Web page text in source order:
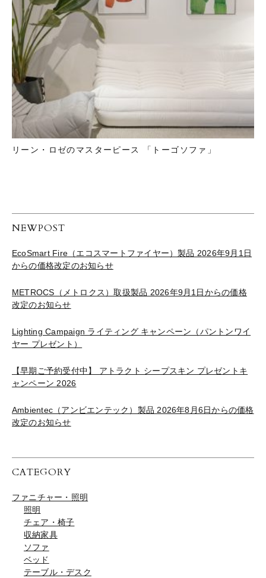
リーン・ロゼのマスターピース 「トーゴソファ」
NEWPOST
EcoSmart Fire（エコスマートファイヤー）製品 2026年9月1日
からの価格改定のお知らせ
METROCS（メトロクス）取扱製品 2026年9月1日からの価格
改定のお知らせ
Lighting Campaign ライティング キャンペーン（パントンワイ
ヤー プレゼント）
【早期ご予約受付中】 アトラクト シープスキン プレゼントキ
ャンペーン 2026
Ambientec（アンビエンテック）製品 2026年8月6日からの価格
改定のお知らせ
CATEGORY
ファニチャー・照明
照明
チェア・椅子
収納家具
ソファ
ベッド
テーブル・デスク